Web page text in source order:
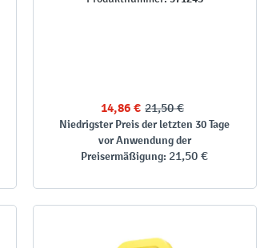
14,86 € 21,50 €
Niedrigster Preis der letzten 30 Tage
vor Anwendung der
Preisermäßigung: 21,50 €